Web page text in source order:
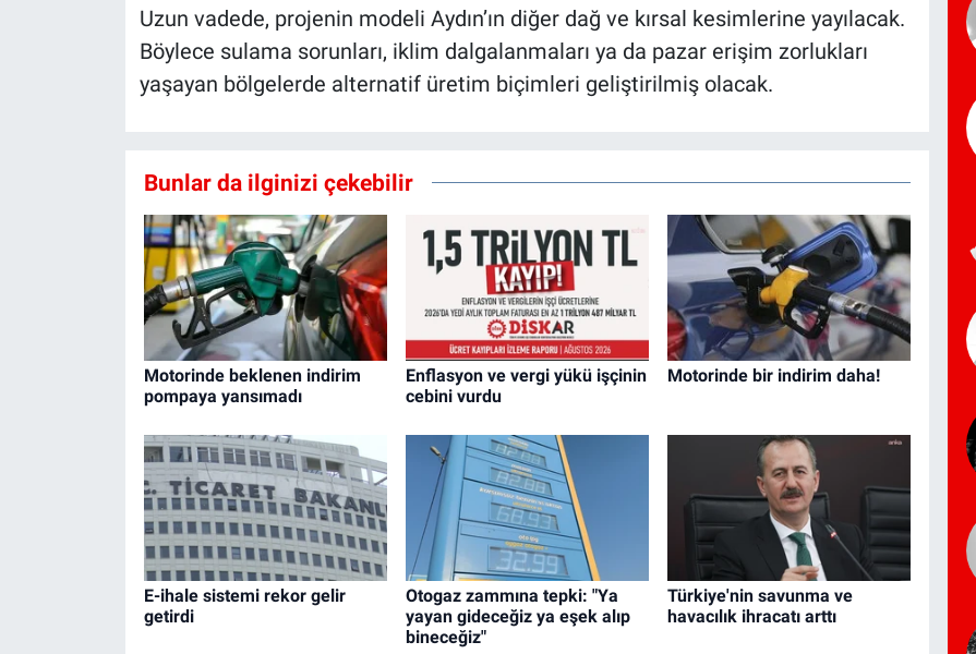
Uzun vadede, projenin modeli Aydın’ın diğer dağ ve kırsal kesimlerine yayılacak.
Böylece sulama sorunları, iklim dalgalanmaları ya da pazar erişim zorlukları
yaşayan bölgelerde alternatif üretim biçimleri geliştirilmiş olacak.
Bunlar da ilginizi çekebilir
Motorinde beklenen indirim
pompaya yansımadı
Enflasyon ve vergi yükü işçinin
cebini vurdu
Motorinde bir indirim daha!
E-ihale sistemi rekor gelir
getirdi
Otogaz zammına tepki: "Ya
yayan gideceğiz ya eşek alıp
bineceğiz"
Türkiye'nin savunma ve
havacılık ihracatı arttı